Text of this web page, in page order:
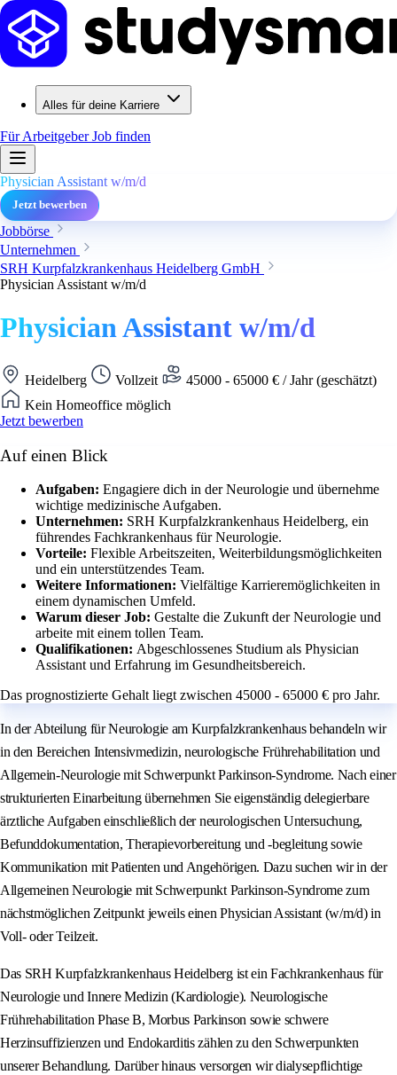
Alles für deine Karriere
Für ArbeitgeberJob finden
Physician Assistant w/m/d
Jetzt bewerben
Jobbörse
Unternehmen
SRH Kurpfalzkrankenhaus Heidelberg GmbH
Physician Assistant w/m/d
Physician Assistant w/m/d
Heidelberg Vollzeit
45000 - 65000 € / Jahr (geschätzt)
Kein Homeoffice möglich
Jetzt bewerben
Auf einen Blick
Aufgaben: Engagiere dich in der Neurologie und übernehme
wichtige medizinische Aufgaben.
Unternehmen: SRH Kurpfalzkrankenhaus Heidelberg, ein
führendes Fachkrankenhaus für Neurologie.
Vorteile: Flexible Arbeitszeiten, Weiterbildungsmöglichkeiten
und ein unterstützendes Team.
Weitere Informationen: Vielfältige Karrieremöglichkeiten in
einem dynamischen Umfeld.
Warum dieser Job: Gestalte die Zukunft der Neurologie und
arbeite mit einem tollen Team.
Qualifikationen: Abgeschlossenes Studium als Physician
Assistant und Erfahrung im Gesundheitsbereich.
Das prognostizierte Gehalt liegt zwischen 45000 - 65000 € pro Jahr.
In der Abteilung für Neurologie am Kurpfalzkrankenhaus behandeln wir
in den Bereichen Intensivmedizin, neurologische Frührehabilitation und
Allgemein-Neurologie mit Schwerpunkt Parkinson-Syndrome. Nach einer
strukturierten Einarbeitung übernehmen Sie eigenständig delegierbare
ärztliche Aufgaben einschließlich der neurologischen Untersuchung,
Befunddokumentation, Therapievorbereitung und -begleitung sowie
Kommunikation mit Patienten und Angehörigen. Dazu suchen wir in der
Allgemeinen Neurologie mit Schwerpunkt Parkinson-Syndrome zum
nächstmöglichen Zeitpunkt jeweils einen Physician Assistant (w/m/d) in
Voll- oder Teilzeit.
Das SRH Kurpfalzkrankenhaus Heidelberg ist ein Fachkrankenhaus für
Neurologie und Innere Medizin (Kardiologie). Neurologische
Frührehabilitation Phase B, Morbus Parkinson sowie schwere
Herzinsuffizienzen und Endokarditis zählen zu den Schwerpunkten
unserer Behandlung. Darüber hinaus versorgen wir dialysepflichtige